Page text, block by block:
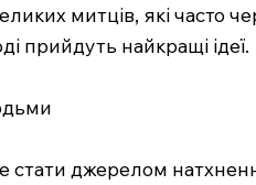
митців, які часто
прийдуть найкращі ідеї.
джерелом